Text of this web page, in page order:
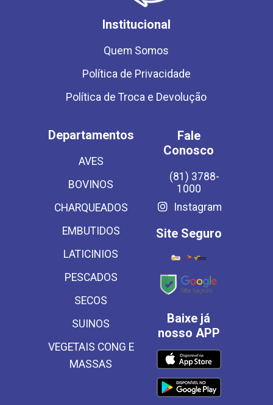
Institucional
Quem Somos
Política de Privacidade
Política de Troca e Devolução
Departamentos
AVES
BOVINOS
CHARQUEADOS
EMBUTIDOS
LATICINIOS
PESCADOS
SECOS
SUINOS
VEGETAIS CONG E
MASSAS
Fale
Conosco
(81) 3788-
1000
Instagram
Site Seguro
Baixe já
nosso APP